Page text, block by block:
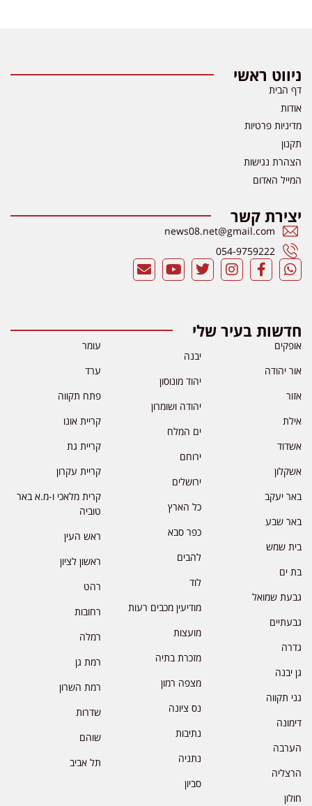
ניווט ראשי
דף הבית
אודות
מדיניות פרטיות
תקנון
הצהרת נגישות
המייל האדום
יצירת קשר
news08.net@gmail.com
054-9759222
חדשות בעיר שלי
אופקים
אור יהודה
אזור
אילת
אשדוד
אשקלון
באר יעקב
באר שבע
בית שמש
בת ים
גבעת שמואל
גבעתיים
גדרה
גן יבנה
גני תקווה
דימונה
הערבה
הרצליה
חולון
יבנה
יהוד מונוסון
יהודה ושומרון
ים המלח
ירוחם
ירושלים
כל הארץ
כפר סבא
להבים
לוד
מודיעין מכבים רעות
מועצות
מזכרת בתיה
מצפה רמון
נס ציונה
נתיבות
נתניה
סביון
עומר
ערד
פתח תקווה
קריית אונו
קריית גת
קריית עקרון
קרית מלאכי ו-מ.א באר
טוביה
ראש העין
ראשון לציון
רהט
רחובות
רמלה
רמת גן
רמת השרון
שדרות
שוהם
תל אביב